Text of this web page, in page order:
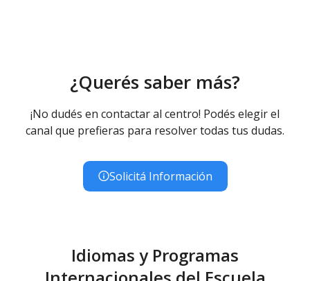
¿Querés saber más?
¡No dudés en contactar al centro! Podés elegir el
canal que prefieras para resolver todas tus dudas.
Solicitá Información
Idiomas y Programas